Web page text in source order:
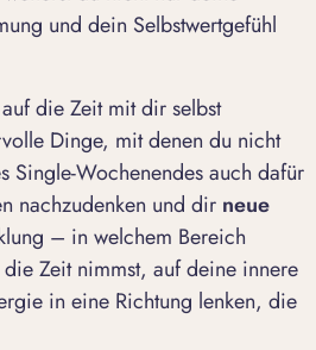
und dein Selbstwertgefühl
die Zeit mit dir selbst
Dinge, mit denen du nicht
Single-Wochenendes auch dafür
nachzudenken und dir neue
– in welchem Bereich
Zeit nimmst, auf deine innere
in eine Richtung lenken, die